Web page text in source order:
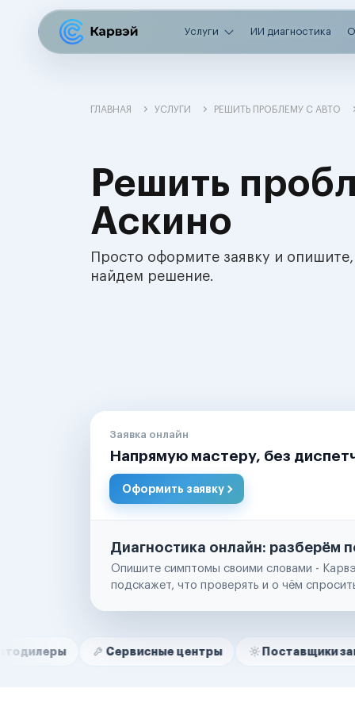
Услуги ИИ диагностика
ГЛАВНАЯ УСЛУГИ РЕШИТЬ ПРОБЛЕМУ С АВТО
Решить
Аскино
Просто оформите заявку и
найдем решение.
Заявка онлайн
Напрямую мастеру, без
Оформить заявку
Диагностика онлайн: разберём
Опишите симптомы своими словами -
подскажет, что проверять и о чём
Нам доверяют
Сервисные центры Поставщики запчастей
Маркетплейсы